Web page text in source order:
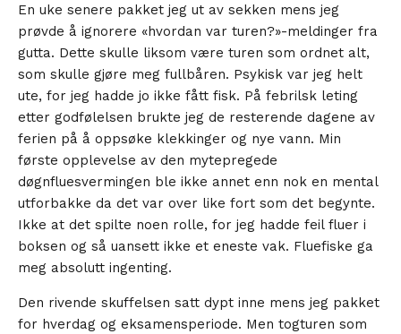
En uke senere pakket jeg ut av sekken mens jeg
prøvde å ignorere «hvordan var turen?»-meldinger fra
gutta. Dette skulle liksom være turen som ordnet alt,
som skulle gjøre meg fullbåren. Psykisk var jeg helt
ute, for jeg hadde jo ikke fått fisk. På febrilsk leting
etter godfølelsen brukte jeg de resterende dagene av
ferien på å oppsøke klekkinger og nye vann. Min
første opplevelse av den mytepregede
døgnfluesvermingen ble ikke annet enn nok en mental
utforbakke da det var over like fort som det begynte.
Ikke at det spilte noen rolle, for jeg hadde feil fluer i
boksen og så uansett ikke et eneste vak. Fluefiske ga
meg absolutt ingenting.
Den rivende skuffelsen satt dypt inne mens jeg pakket
for hverdag og eksamensperiode. Men togturen som